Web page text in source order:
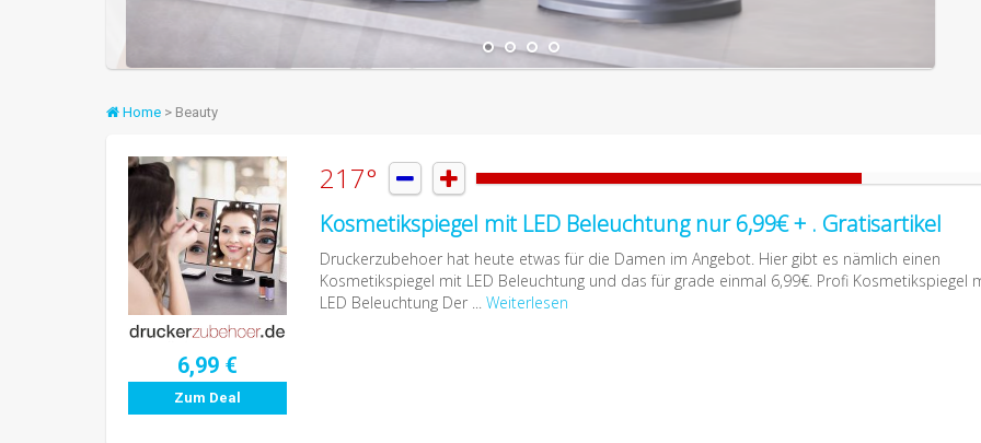
Home > Beauty
6,99 €
Zum Deal
217°  
Kosmetikspiegel mit LED Beleuchtung nur 6,99€ + . Gratisartikel
Druckerzubehoer hat heute etwas für die Damen im Angebot. Hier gibt es nämlich einen
Kosmetikspiegel mit LED Beleuchtung und das für grade einmal 6,99€. Profi Kosmetikspiegel
LED Beleuchtung Der ... Weiterlesen